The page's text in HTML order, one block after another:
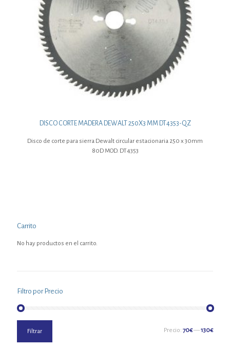
DISCO CORTE MADERA DEWALT 250X3 MM DT4353-QZ
Disco de corte para sierra Dewalt circular estacionaria 250 x 30mm
80D MOD. DT4353
Carrito
No hay productos en el carrito.
Filtro por Precio
mínimo
máximo
Filtrar Precio: 70€—130€